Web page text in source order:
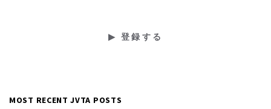
MOST RECENT JVTA POSTS